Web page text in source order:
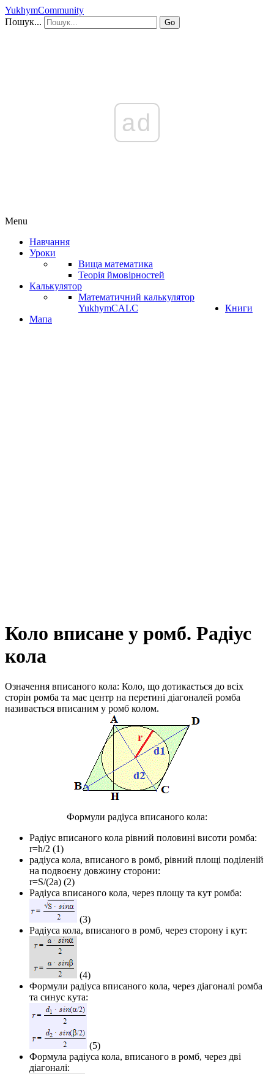
YukhymCommunity
Пошук...
Go
ad
Menu
Навчання
Уроки
Вища математика
Теорія ймовірностей
Калькулятор
Математичний калькулятор
YukhymCALC
Книги
Мапа
Коло вписане у ромб. Радіус
кола
Означення вписаного кола: Коло, що дотикається до всіх
сторін ромба та має центр на перетині діагоналей ромба
називається вписаним у ромб колом.
Формули радіуса вписаного кола:
Радіус вписаного кола рівний половині висоти ромба:
r=h/2 (1)
радіуса кола, вписаного в ромб, рівний площі поділеній
на подвоєну довжину сторони:
r=S/(2a) (2)
Радіуса вписаного кола, через площу та кут ромба:
(3)
Радіуса кола, вписаного в ромб, через сторону і кут:
(4)
Формули радіуса вписаного кола, через діагоналі ромба
та синус кута:
(5)
Формула радіуса кола, вписаного в ромб, через дві
діагоналі: